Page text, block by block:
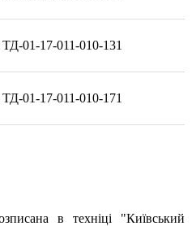
ТД-01-17-011-010-131
ТД-01-17-011-010-171
в техніці "Київський